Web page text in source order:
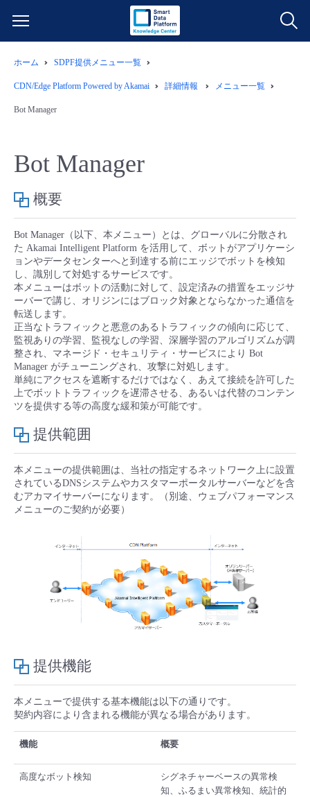
サービス一覧
データ利活用
モニタリング/監査
サポート
管理機能
すべてのメニューを見る
よくある質問
IoT
モニタリング/監査
サポート
管理機能
すべてのメニューを見る
クラウド/サーバー
ネットワーク
IoT
モニタリング/監査
サポート
すべてのメニューを見る
ご利用開始ガイド
- 管理機能
■ セットアップガイド
- 新規お申し込み方法
- 初期設定・確認
- ユーザー機能の管理
- 登録情報の管理
- APIリファレンス
■ 基本構築ガイド
- クラウド / サーバー
- vUTM2
ユースケース
- バックアップ
- セキュリティ・監査
- データと分析
- IoT
- ITインフラストラクチャー
故障/メンテナンス情報
サービス稼働状況
故障/メンテナンス履歴
メンテナンス予定
定期メンテナンス
パートナー
販売パートナー向けプログラム
トレーニング/操作動画
ホーム SDPF提供メニュー一覧
CDN/Edge Platform Powered by Akamai 詳細情報 メニュー一覧
Bot Manager
Bot Manager
概要
Bot Manager（以下、本メニュー）とは、グローバルに分散され
た Akamai Intelligent Platform を活用して、ボットがアプリケーシ
ョンやデータセンターへと到達する前にエッジでボットを検知
し、識別して対処するサービスです。
本メニューはボットの活動に対して、設定済みの措置をエッジサ
ーバーで講じ、オリジンにはブロック対象とならなかった通信を
転送します。
正当なトラフィックと悪意のあるトラフィックの傾向に応じて、
監視ありの学習、監視なしの学習、深層学習のアルゴリズムが調
整され、マネージド・セキュリティ・サービスにより Bot
Manager がチューニングされ、攻撃に対処します。
単純にアクセスを遮断するだけではなく、あえて接続を許可した
上でボットトラフィックを遅滞させる、あるいは代替のコンテン
ツを提供する等の高度な緩和策が可能です。
提供範囲
本メニューの提供範囲は、当社の指定するネットワーク上に設置
されているDNSシステムやカスタマーポータルサーバーなどを含
むアカマイサーバーになります。（別途、ウェブパフォーマンス
メニューのご契約が必要）
提供機能
本メニューで提供する基本機能は以下の通りです。
契約内容により含まれる機能が異なる場合があります。
機能 概要
高度なボット検知
シグネチャーベースの異常検
知、ふるまい異常検知、統計的